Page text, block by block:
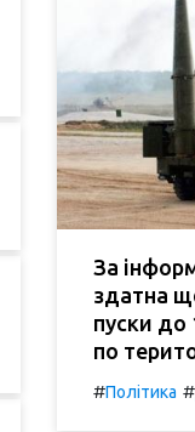
За
здатна
пуски до
по
#Політика #